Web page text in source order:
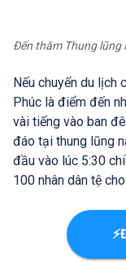
Đến thăm Thung lũng
Nếu chuyến du lịch
Phúc là điểm đến
vài tiếng vào ban
đáo tại thung lũng
đầu vào lúc 5:30
100 nhân dân tệ